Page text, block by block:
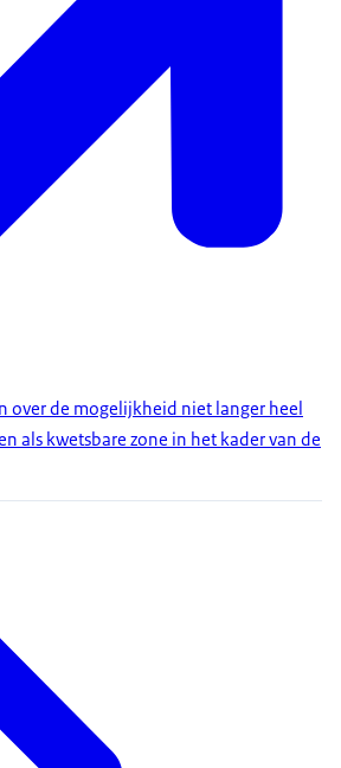
over de mogelijkheid niet langer heel
als kwetsbare zone in het kader van de